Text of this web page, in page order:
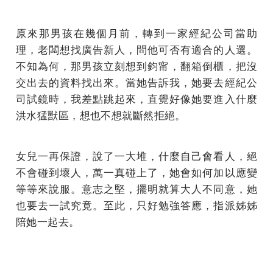
原來那男孩在幾個月前，轉到一家經紀公司當助
理，老闆想找廣告新人，問他可否有適合的人選。
不知為何，那男孩立刻想到鈞甯，翻箱倒櫃，把沒
交出去的資料找出來。當她告訴我，她要去經紀公
司試鏡時，我差點跳起來，直覺好像她要進入什麼
洪水猛獸區，想也不想就斷然拒絕。
女兒一再保證，說了一大堆，什麼自己會看人，絕
不會碰到壞人，萬一真碰上了，她會如何加以應變
等等來說服。意志之堅，擺明就算大人不同意，她
也要去一試究竟。至此，只好勉強答應，指派姊姊
陪她一起去。